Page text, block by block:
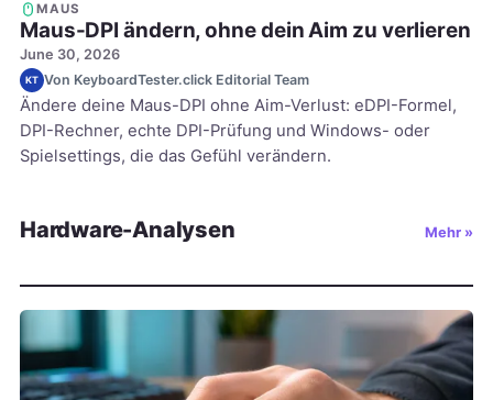
MAUS
Maus-DPI ändern, ohne dein Aim zu verlieren
June 30, 2026
KT Von KeyboardTester.click Editorial Team
Ändere deine Maus-DPI ohne Aim-Verlust: eDPI-Formel,
DPI-Rechner, echte DPI-Prüfung und Windows- oder
Spielsettings, die das Gefühl verändern.
Hardware-Analysen Mehr »